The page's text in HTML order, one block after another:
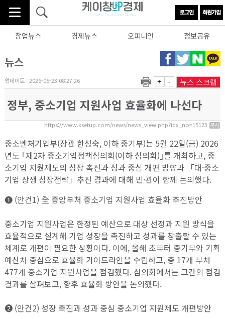
창업뉴스 경제뉴스 오피니언 정보공유
뉴스
업데이트 : 2026-05-23 08:27:26 + - 뉴스 스크랩
정부, 중소기업 지원사업 효율화에 나선다
https://www.ksetup.com/news/news_view.php?idx_no=15123
중소벤처기업부(장관 한성숙, 이하 중기부)는 5월 22일(금) 2026
년도 ｢제2차 중소기업정책심의회(이하 심의회)｣를 개최하고, 중
소기업 지원제도의 성장 촉진과 성과 중심 개편 방향과 「대·중소
기업 상생 성장전략」추진 경과에 대해 민·관이 함께 논의했다.
➊ (안건1) 全 중앙부처 중소기업 지원사업 효율화 추진방안
중소기업 지원사업은 한정된 예산으로 대상 선정과 지원 방식을
효율적으로 설계해 기업 성장을 촉진하고 성과를 창출할 수 있는
체계로 개편이 필요한 상황이다. 이에, 올해 초부터 중기부와 기획
예산처 중심으로 효율화 가이드라인을 수립하고, 총 17개 부처
477개 중소기업 지원사업을 점검했다. 심의회에서는 그간의 점검
결과를 살펴보고, 향후 효율화 방안을 논의했다.
➋ (안건2) 성장 촉진과 성과 중심 중소기업 지원제도 개편방안